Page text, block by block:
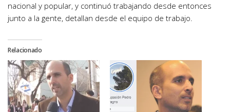
nacional y popular, y continuó trabajando desde entonces
junto a la gente, detallan desde el equipo de trabajo.
Relacionado